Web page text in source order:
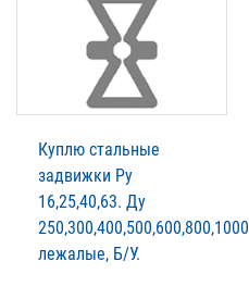
Куплю стальные
задвижки Ру
16,25,40,63. Ду
250,300,400,500,600,800,1000
лежалые, Б/У.